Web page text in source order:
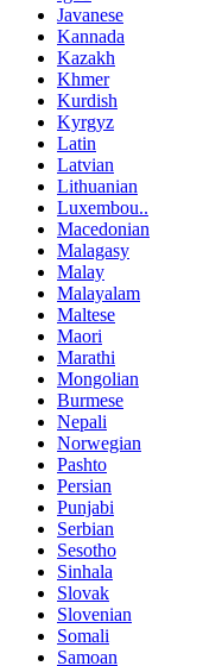
Javanese
Kannada
Kazakh
Khmer
Kurdish
Kyrgyz
Latin
Latvian
Lithuanian
Luxembou..
Macedonian
Malagasy
Malay
Malayalam
Maltese
Maori
Marathi
Mongolian
Burmese
Nepali
Norwegian
Pashto
Persian
Punjabi
Serbian
Sesotho
Sinhala
Slovak
Slovenian
Somali
Samoan